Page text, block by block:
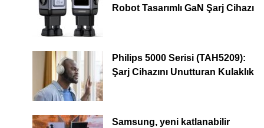
Robot Tasarımlı GaN Şarj Cihazı
Philips 5000 Serisi (TAH5209):
Şarj Cihazını Unutturan Kulaklık
Samsung, yeni katlanabilir